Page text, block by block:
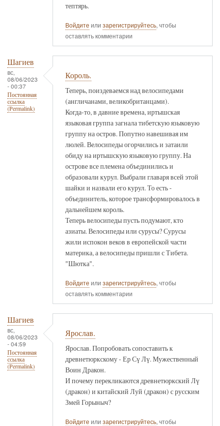
тептярь.
Войдите или зарегистрируйтесь, чтобы
оставлять комментарии
Шагиев
вс,
08/06/2023
- 00:37
Постоянная
ссылка
(Permalink)
Король.
Теперь, поиздеваемся над велосипедами
(англичанами, великобританцами).
Когда-то, в давние времена, иртышская
языковая группа загнала тибетскую языковую
группу на остров. Попутно навешивая им
люлей. Велосипеды огорчились и затаили
обиду на иртышскую языковую группу. На
острове все племена объединились и
образовали курул. Выбрали главаря всей этой
шайки и назвали его курул. То есть -
объединитель, которое трансформировалось в
дальнейшем король.
Теперь велосипеды пусть подумают, кто
азиаты. Велосипеды или сурусы? Сурусы
жили испокон веков в европейской части
материка, а велосипеды пришли с Тибета.
"Шютка".
Войдите или зарегистрируйтесь, чтобы
оставлять комментарии
Шагиев
вс,
08/06/2023
- 04:59
Постоянная
ссылка
(Permalink)
Ярослав.
Ярослав. Попробовать сопоставить к
древнетюркскому - Ер Сү Лү. Мужественный
Воин Дракон.
И почему перекликаются древнетюркский Лү
(дракон) и китайский Луй (дракон) с русским
Змей Горыныч?
Войдите или зарегистрируйтесь, чтобы